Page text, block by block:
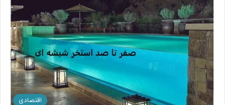
اقتصادی